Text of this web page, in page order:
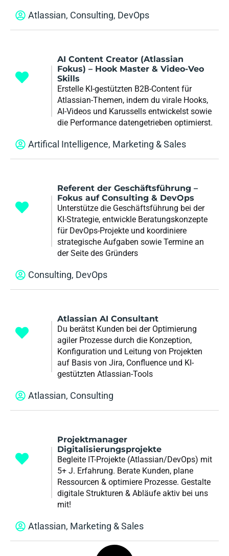
Atlassian, Consulting, DevOps
AI Content Creator (Atlassian
Fokus) – Hook Master & Video-Veo
Skills
Erstelle KI-gestützten B2B-Content für
Atlassian-Themen, indem du virale Hooks,
AI-Videos und Karussells entwickelst sowie
die Performance datengetrieben optimierst.
Artifical Intelligence, Marketing & Sales
Referent der Geschäftsführung –
Fokus auf Consulting & DevOps
Unterstütze die Geschäftsführung bei der
KI-Strategie, entwickle Beratungskonzepte
für DevOps-Projekte und koordiniere
strategische Aufgaben sowie Termine an
der Seite des Gründers
Consulting, DevOps
Atlassian AI Consultant
Du berätst Kunden bei der Optimierung
agiler Prozesse durch die Konzeption,
Konfiguration und Leitung von Projekten
auf Basis von Jira, Confluence und KI-
gestützten Atlassian-Tools
Atlassian, Consulting
Projektmanager
Digitalisierungsprojekte
Begleite IT-Projekte (Atlassian/DevOps) mit
5+ J. Erfahrung. Berate Kunden, plane
Ressourcen & optimiere Prozesse. Gestalte
digitale Strukturen & Abläufe aktiv bei uns
mit!
Atlassian, Marketing & Sales